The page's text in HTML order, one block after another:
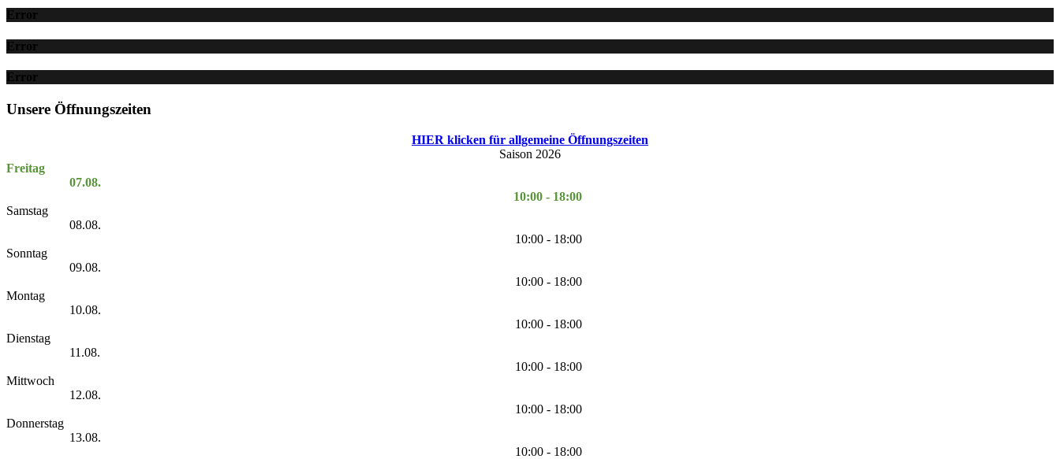
Error
Error
Error
Unsere Öffnungszeiten
HIER klicken für allgemeine Öffnungszeiten
Saison 2026
Freitag
07.08.
10:00 - 18:00
Samstag
08.08.
10:00 - 18:00
Sonntag
09.08.
10:00 - 18:00
Montag
10.08.
10:00 - 18:00
Dienstag
11.08.
10:00 - 18:00
Mittwoch
12.08.
10:00 - 18:00
Donnerstag
13.08.
10:00 - 18:00